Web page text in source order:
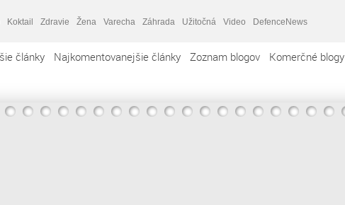
Koktail Zdravie Žena Varecha Záhrada Užitočná Video DefenceNews
články Najkomentovanejšie články Zoznam blogov Komerčné blogy